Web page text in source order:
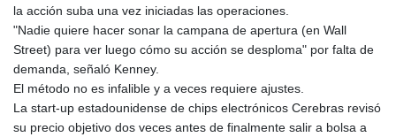
la acción suba una vez iniciadas las operaciones.
"Nadie quiere hacer sonar la campana de apertura (en Wall
Street) para ver luego cómo su acción se desploma" por falta de
demanda, señaló Kenney.
El método no es infalible y a veces requiere ajustes.
La start-up estadounidense de chips electrónicos Cerebras revisó
su precio objetivo dos veces antes de finalmente salir a bolsa a